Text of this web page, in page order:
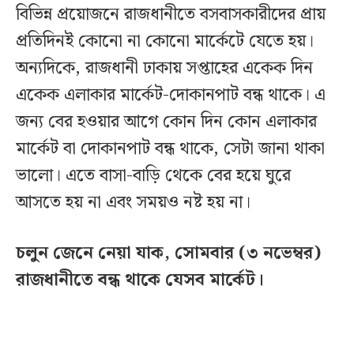
বিভিন্ন প্রয়োজনে রাজধানীতে বসবাসকারীদের প্রায়
প্রতিদিনই কোনো না কোনো মার্কেটে যেতে হয়।
অন্যদিকে, রাজধানী ঢাকায় সপ্তাহের একেক দিন
একেক এলাকার মার্কেট-দোকানপাট বন্ধ থাকে। এ
জন্য বের হওয়ার আগে কোন দিন কোন এলাকার
মার্কেট বা দোকানপাট বন্ধ থাকে, সেটা জানা থাকা
ভালো। এতে বাসা-বাড়ি থেকে বের হয়ে ঘুরে
আসতে হয় না এবং সময়ও নষ্ট হয় না।
চলুন জেনে নেয়া যাক, সোমবার (৩ নভেম্বর)
রাজধানীতে বন্ধ থাকে যেসব মার্কেট।